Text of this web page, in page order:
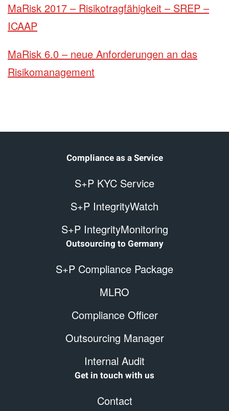
MaRisk 2017 – Risikotragfähigkeit – SREP –
ICAAP
MaRisk 6.0 – neue Anforderungen an das
Risikomanagement
Compliance as a Service
S+P KYC Service
S+P IntegrityWatch
S+P IntegrityMonitoring
Outsourcing to Germany
S+P Compliance Package
MLRO
Compliance Officer
Outsourcing Manager
Internal Audit
Get in touch with us
Contact